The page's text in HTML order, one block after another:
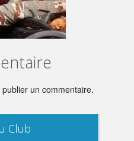
un commentaire.
Club